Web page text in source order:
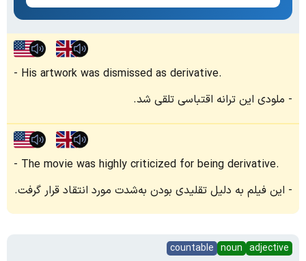
His artwork was dismissed as derivative.
ملودی این ترانه اقتباسی تلقی شد.
The movie was highly criticized for being derivative.
این فیلم به دلیل تقلیدی بودن به‌شدت مورد انتقاد قرار گرفت.
adjective
noun
countable